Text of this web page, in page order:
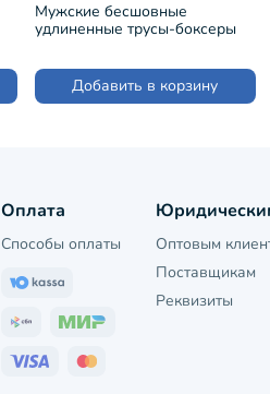
Мужские бесшовные
удлиненные трусы-боксеры
СИНИЕ (MB064)
Добавить в корзину
Оплата
Способы оплаты
Оптовым
Поставщикам
Реквизиты